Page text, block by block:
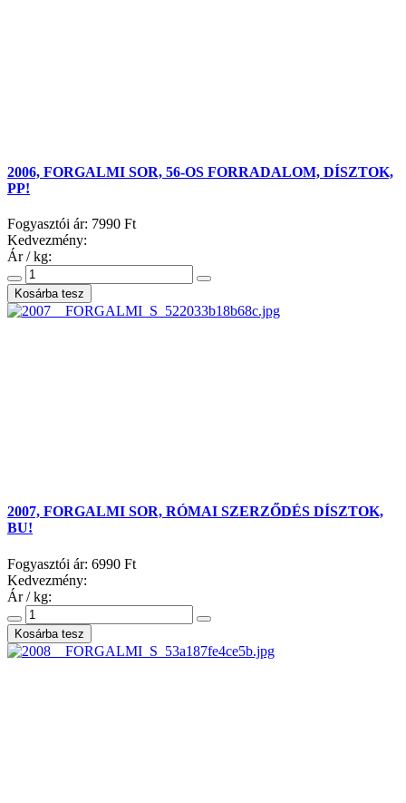
2006, FORGALMI SOR, 56-OS FORRADALOM, DÍSZTOK,
PP!
Fogyasztói ár: 7990 Ft
Kedvezmény:
Ár / kg:
2007, FORGALMI SOR, RÓMAI SZERZŐDÉS DÍSZTOK,
BU!
Fogyasztói ár: 6990 Ft
Kedvezmény:
Ár / kg: